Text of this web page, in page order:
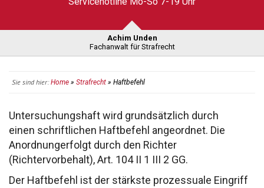
Achim Unden
Fachanwalt für Strafrecht
Sie sind hier:Home » Strafrecht » Haftbefehl
Untersuchungshaft wird grundsätzlich durch
einen schriftlichen Haftbefehl angeordnet. Die
Anordnungerfolgt durch den Richter
(Richtervorbehalt),Art. 104 II 1 III 2 GG.
Der Haftbefehl ist der stärkste prozessuale Eingriff